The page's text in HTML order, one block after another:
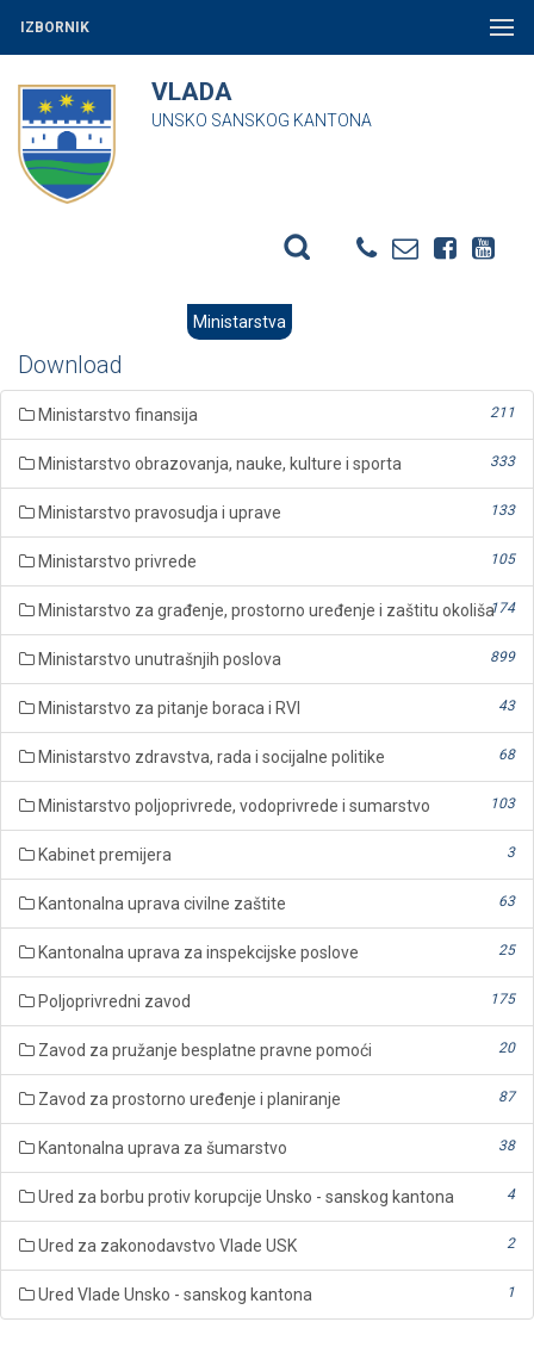
IZBORNIK
VLADA
UNSKO SANSKOG KANTONA
Ministarstva
Download
Ministarstvo finansija 211
Ministarstvo obrazovanja, nauke, kulture i sporta 333
Ministarstvo pravosudja i uprave 133
Ministarstvo privrede 105
Ministarstvo za građenje, prostorno uređenje i zaštitu okoliša174
Ministarstvo unutrašnjih poslova 899
Ministarstvo za pitanje boraca i RVI 43
Ministarstvo zdravstva, rada i socijalne politike 68
Ministarstvo poljoprivrede, vodoprivrede i sumarstvo 103
Kabinet premijera 3
Kantonalna uprava civilne zaštite 63
Kantonalna uprava za inspekcijske poslove 25
Poljoprivredni zavod 175
Zavod za pružanje besplatne pravne pomoći 20
Zavod za prostorno uređenje i planiranje 87
Kantonalna uprava za šumarstvo 38
Ured za borbu protiv korupcije Unsko - sanskog kantona 4
Ured za zakonodavstvo Vlade USK 2
Ured Vlade Unsko - sanskog kantona 1